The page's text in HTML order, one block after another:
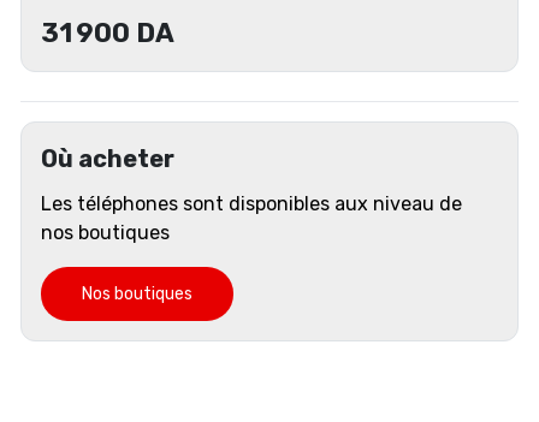
31 900 DA
Où acheter
Les téléphones sont disponibles aux niveau de
nos boutiques
Nos boutiques